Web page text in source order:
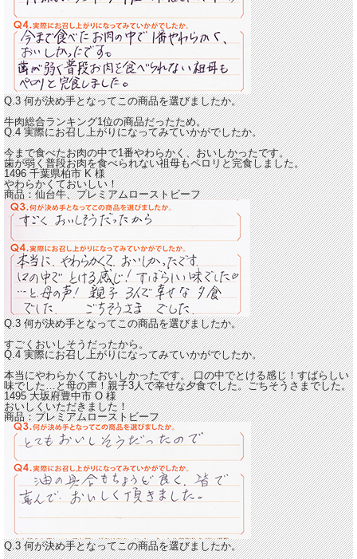
Q.3 何が決め手となってこの商品を選びましたか。
牛肉総合ランキング1位の商品だったため。
Q.4 実際にお召し上がりになってみていかがでしたか。
今まで食べたお肉の中で1番やわらかく、おいしかったです。
歯が弱く普段お肉を食べられない祖母もペロリと完食しました。
1496 千葉県柏市K様
やわらかくておいしい！
商品：仙台牛、プレミアムローストビーフ
Q.3 何が決め手となってこの商品を選びましたか。
すごくおいしそうだったから。
Q.4 実際にお召し上がりになってみていかがでしたか。
本当にやわらかくておいしかったです。口の中でとける感じ！すばらしい
味でした…と母の声！親子3人で幸せな夕食でした。ごちそうさまでした。
1495 大坂府豊中市O様
おいしくいただきました！
商品：プレミアムローストビーフ
Q.3 何が決め手となってこの商品を選びましたか。